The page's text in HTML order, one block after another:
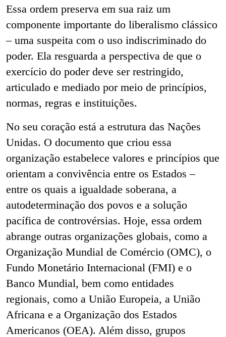
Essa ordem preserva em sua raiz um
componente importante do liberalismo clássico
– uma suspeita com o uso indiscriminado do
poder. Ela resguarda a perspectiva de que o
exercício do poder deve ser restringido,
articulado e mediado por meio de princípios,
normas, regras e instituições.
No seu coração está a estrutura das Nações
Unidas. O documento que criou essa
organização estabelece valores e princípios que
orientam a convivência entre os Estados –
entre os quais a igualdade soberana, a
autodeterminação dos povos e a solução
pacífica de controvérsias. Hoje, essa ordem
abrange outras organizações globais, como a
Organização Mundial de Comércio (OMC), o
Fundo Monetário Internacional (FMI) e o
Banco Mundial, bem como entidades
regionais, como a União Europeia, a União
Africana e a Organização dos Estados
Americanos (OEA). Além disso, grupos